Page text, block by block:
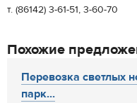
т. (86142) 3-61-51, 3-60-70
Похожие
Перевозка светлых
парк...